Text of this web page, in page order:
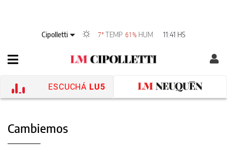
Cipolletti 7°TEMP 61% HUM 11:41 HS
ESCUCHÁ LU5
Cambiemos